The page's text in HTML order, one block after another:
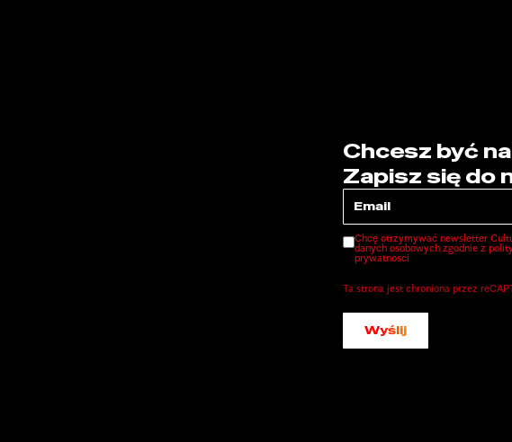
Chcesz być
Zapisz się do
Chcę otrzymywać newsletter
danych osobowych zgodnie z
prywatnosci
Ta strona jest chroniona przez
Wyślij